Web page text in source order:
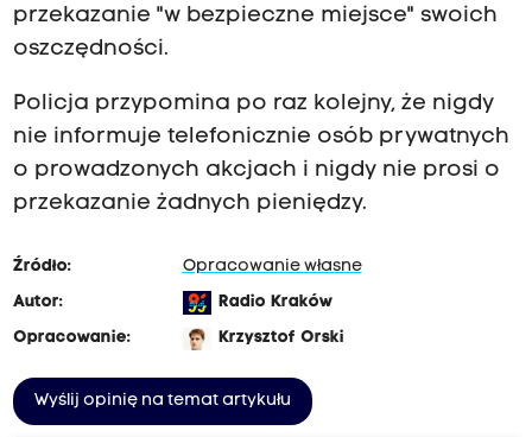
przekazanie "w bezpieczne miejsce" swoich
oszczędności.
Policja przypomina po raz kolejny, że nigdy
nie informuje telefonicznie osób prywatnych
o prowadzonych akcjach i nigdy nie prosi o
przekazanie żadnych pieniędzy.
Źródło:
Opracowanie własne
Autor:
Radio Kraków
Opracowanie:
Krzysztof Orski
Wyślij opinię na temat artykułu